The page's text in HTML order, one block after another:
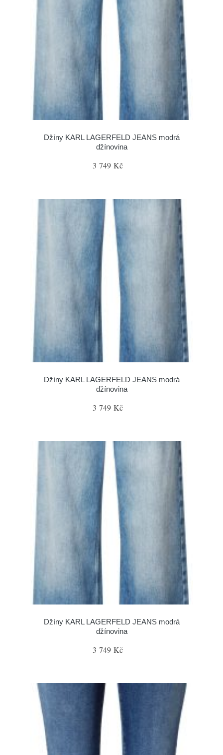
Džíny KARL LAGERFELD JEANS modrá
džínovina
3 749 Kč
Džíny KARL LAGERFELD JEANS modrá
džínovina
3 749 Kč
Džíny KARL LAGERFELD JEANS modrá
džínovina
3 749 Kč